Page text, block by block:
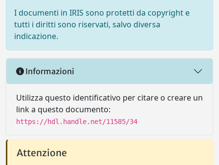
I documenti in IRIS sono protetti da copyright e
tutti i diritti sono riservati, salvo diversa
indicazione.
Informazioni
Utilizza questo identificativo per citare o creare un
link a questo documento:
https://hdl.handle.net/11585/34
Attenzione